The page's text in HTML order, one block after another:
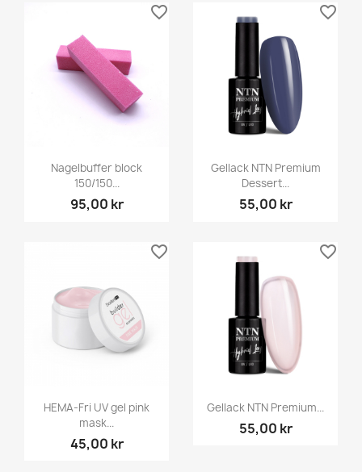
Nagelbuffer block
150/150...
95,00 kr
favorite_border
Gellack NTN Premium
Dessert...
55,00 kr
favorite_border
HEMA-Fri UV gel pink
mask...
45,00 kr
favorite_border
Gellack NTN Premium...
55,00 kr
favorite_border